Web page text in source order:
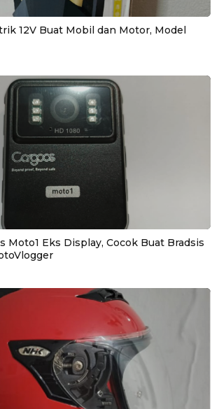
12V Buat Mobil dan Motor, Model
Moto1 Eks Display, Cocok Buat Bradsis